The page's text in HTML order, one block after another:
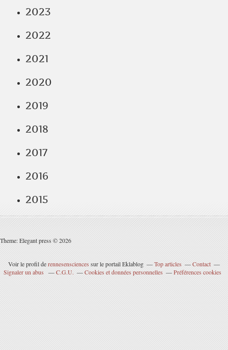
2023
2022
2021
2020
2019
2018
2017
2016
2015
Theme: Elegant press © 2026
Voir le profil derennesensciencessur le portail Eklablog Top articles
Contact
Signaler un abus
C.G.U. Cookies et données personnelles Préférences cookies